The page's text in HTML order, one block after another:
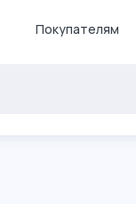
Покупателям